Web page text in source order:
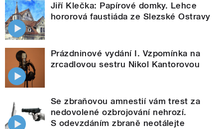
Jiří Klečka: Papírové domky. Lehce
hororová faustiáda ze Slezské Ostravy
Prázdninové vydání I. Vzpomínka na
zrcadlovou sestru Nikol Kantorovou
Se zbraňovou amnestií vám trest za
nedovolené ozbrojování nehrozí.
S odevzdáním zbraně neotálejte